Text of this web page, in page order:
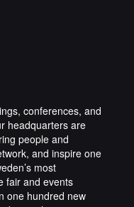
conferences, and
headquarters are
people and
and inspire one
most
fair and events
one hundred new